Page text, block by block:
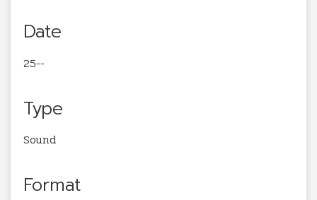
Date
25--
Type
Sound
Format